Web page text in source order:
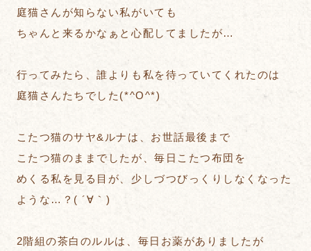
庭猫さんが知らない私がいても
ちゃんと来るかなぁと心配してましたが…
行ってみたら、誰よりも私を待っていてくれたのは
庭猫さんたちでした(*^O^*)
こたつ猫のサヤ&ルナは、お世話最後まで
こたつ猫のままでしたが、毎日こたつ布団を
めくる私を見る目が、少しづつびっくりしなくなった
ような…？( ´∀｀)
2階組の茶白のルルは、毎日お薬がありましたが